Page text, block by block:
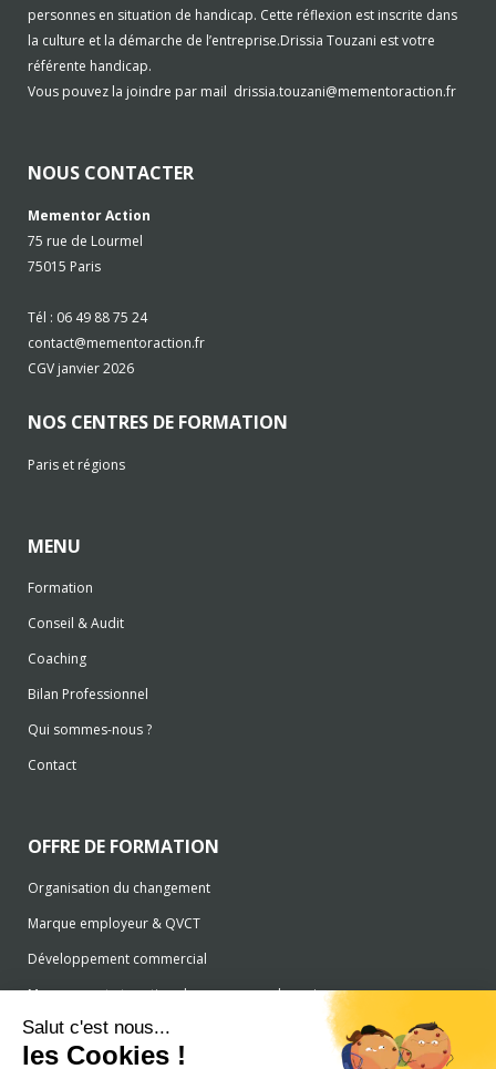
personnes en situation de handicap. Cette réflexion est inscrite dans
la culture et la démarche de l’entreprise.Drissia Touzani est votre
référente handicap.
Vous pouvez la joindre par mail drissia.touzani@mementoraction.fr
NOUS CONTACTER
Mementor Action
75 rue de Lourmel
75015 Paris
Tél : 06 49 88 75 24
contact@mementoraction.fr
CGV janvier 2026
NOS CENTRES DE FORMATION
Paris et régions
MENU
Formation
Conseil & Audit
Coaching
Bilan Professionnel
Qui sommes-nous ?
Contact
OFFRE DE FORMATION
Organisation du changement
Marque employeur & QVCT
Développement commercial
Management et gestion des ressources humaines
Gestion financière
Développement des compétences professionnelles
Salut c'est nous...
les Cookies !